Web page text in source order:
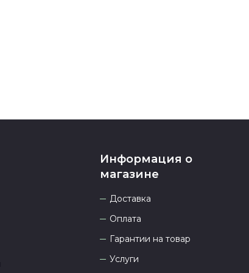
Информация о
магазине
Доставка
Оплата
Гарантии на товар
Услуги